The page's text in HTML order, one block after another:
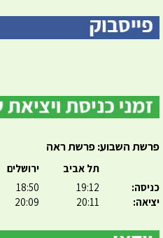
פרשת השבוע: פרשת ראה
כניסה:
יציאה:
תל אביב
19:12
20:11
ירושלים
18:50
20:09